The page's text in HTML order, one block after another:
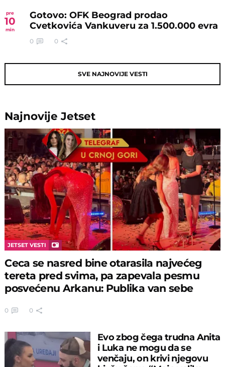
pre
10
min
Gotovo: OFK Beograd prodao
Cvetkovića Vankuveru za 1.500.000 evra
0 0
SVE NAJNOVIJE VESTI
NajnovijeJetset
JETSET VESTI
Ceca se nasred bine otarasila najvećeg
tereta pred svima, pa zapevala pesmu
posvećenu Arkanu: Publika van sebe
0 0
Evo zbog čega trudna Anita
i Luka ne mogu da se
venčaju, on krivi njegovu